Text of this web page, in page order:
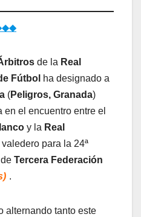
de la Real
Fútbol ha designado a
(Peligros, Granada)
el encuentro entre el
y la Real
valedero para la 24ª
de Tercera Federación
.
alternando tanto este